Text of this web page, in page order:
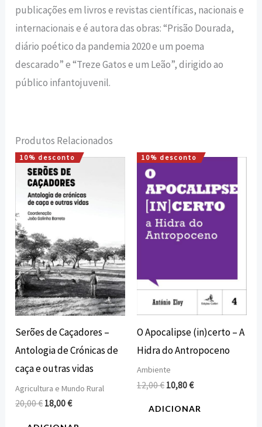
publicações em livros e revistas científicas, nacionais e
internacionais e é autora das obras: “Prisão Dourada,
diário poético da pandemia 2020 e um poema
descarado” e “Treze Gatos e um Leão”, dirigido ao
público infantojuvenil.
Produtos Relacionados
10% desconto
Serões de Caçadores –
Antologia de Crónicas de
caça e outras vidas
Agricultura e Mundo Rural
20,00€
O
preço
original
era:
20,00 €.
18,00€
O
atual
é:
18,00 €.
10% desconto
O Apocalipse (in)certo – A
Hidra do Antropoceno
Ambiente
12,00€
O
original
era:
12,00 €.
10,80€
O
atual
é:
10,80 €.
ADICIONAR